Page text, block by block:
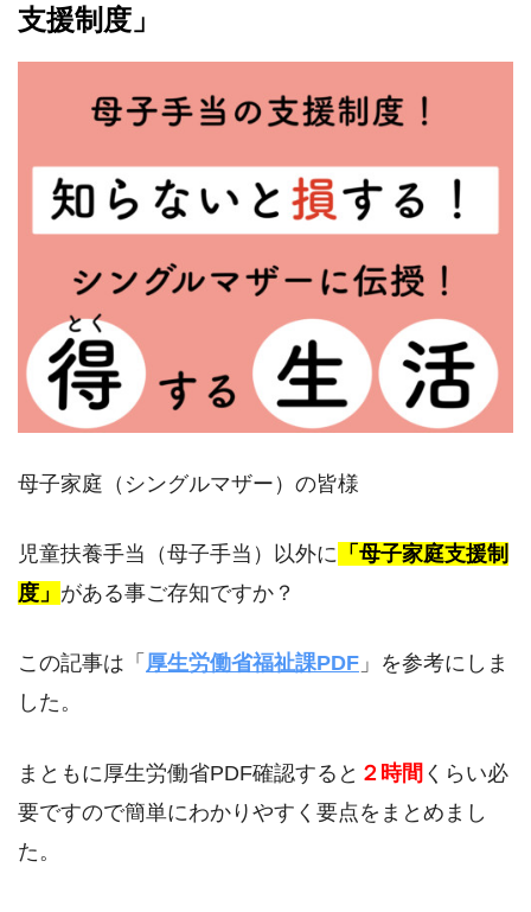
支援制度」
母子家庭（シングルマザー）の皆様
児童扶養手当（母子手当）以外に 「母子家庭支援制
度」 がある事ご存知ですか？
この記事は「 厚生労働省福祉課PDF 」を参考にしま
した。
まともに厚生労働省PDF確認すると ２時間 くらい必
要ですので簡単にわかりやすく要点をまとめまし
た。